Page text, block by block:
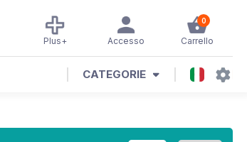
0
Carrello
Accesso
Plus+
CATEGORIE